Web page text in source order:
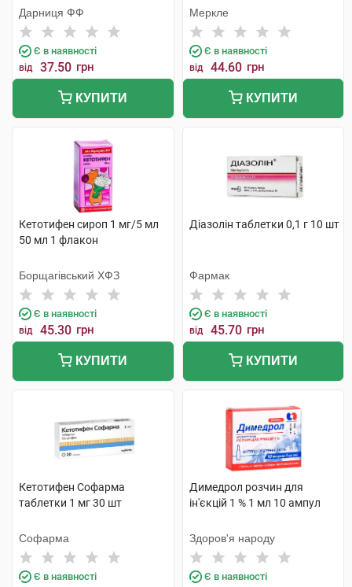
Дарниця ФФ
Є в наявності
від 37.50 грн
КУПИТИ
Меркле
Є в наявності
від 44.60 грн
КУПИТИ
Кетотифен сироп 1 мг/5 мл
50 мл 1 флакон
Борщагівський ХФЗ
Є в наявності
від 45.30 грн
КУПИТИ
Діазолін таблетки 0,1 г 10 шт
Фармак
Є в наявності
від 45.70 грн
КУПИТИ
Кетотифен Софарма
таблетки 1 мг 30 шт
Софарма
Є в наявності
Димедрол розчин для
ін'єкцій 1 % 1 мл 10 ампул
Здоров'я народу
Є в наявності